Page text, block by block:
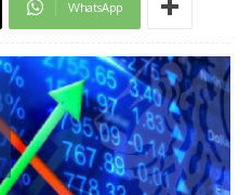
WhatsApp